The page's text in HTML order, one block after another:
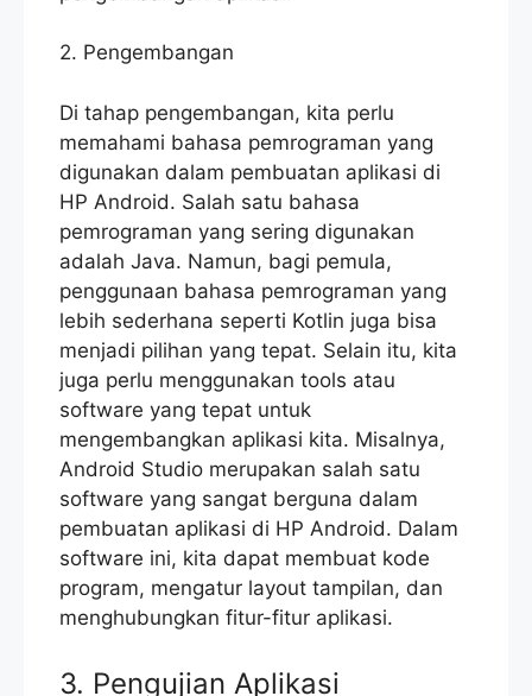
2. Pengembangan
Di tahap pengembangan, kita perlu
memahami bahasa pemrograman yang
digunakan dalam pembuatan aplikasi di
HP Android. Salah satu bahasa
pemrograman yang sering digunakan
adalah Java. Namun, bagi pemula,
penggunaan bahasa pemrograman yang
lebih sederhana seperti Kotlin juga bisa
menjadi pilihan yang tepat. Selain itu, kita
juga perlu menggunakan tools atau
software yang tepat untuk
mengembangkan aplikasi kita. Misalnya,
Android Studio merupakan salah satu
software yang sangat berguna dalam
pembuatan aplikasi di HP Android. Dalam
software ini, kita dapat membuat kode
program, mengatur layout tampilan, dan
menghubungkan fitur-fitur aplikasi.
3. Pengujian Aplikasi